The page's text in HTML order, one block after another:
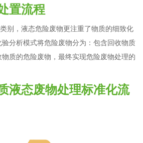
置流程
，液态危险废物更注重了物质的细致化
分析模式将危险废物分为：包含回收物质
质的危险废物，最终实现危险废物处理的
液态废物处理标准化流